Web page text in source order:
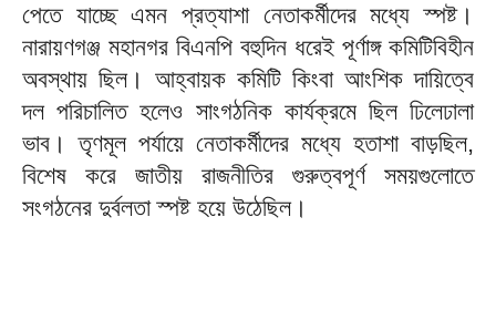
পেতে যাচ্ছে এমন প্রত্যাশা নেতাকর্মীদের মধ্যে স্পষ্ট।
নারায়ণগঞ্জ মহানগর বিএনপি বহুদিন ধরেই পূর্ণাঙ্গ কমিটিবিহীন
অবস্থায় ছিল। আহ্বায়ক কমিটি কিংবা আংশিক দায়িত্বে
দল পরিচালিত হলেও সাংগঠনিক কার্যক্রমে ছিল ঢিলেঢালা
ভাব। তৃণমূল পর্যায়ে নেতাকর্মীদের মধ্যে হতাশা বাড়ছিল,
বিশেষ করে জাতীয় রাজনীতির গুরুত্বপূর্ণ সময়গুলোতে
সংগঠনের দুর্বলতা স্পষ্ট হয়ে উঠেছিল।